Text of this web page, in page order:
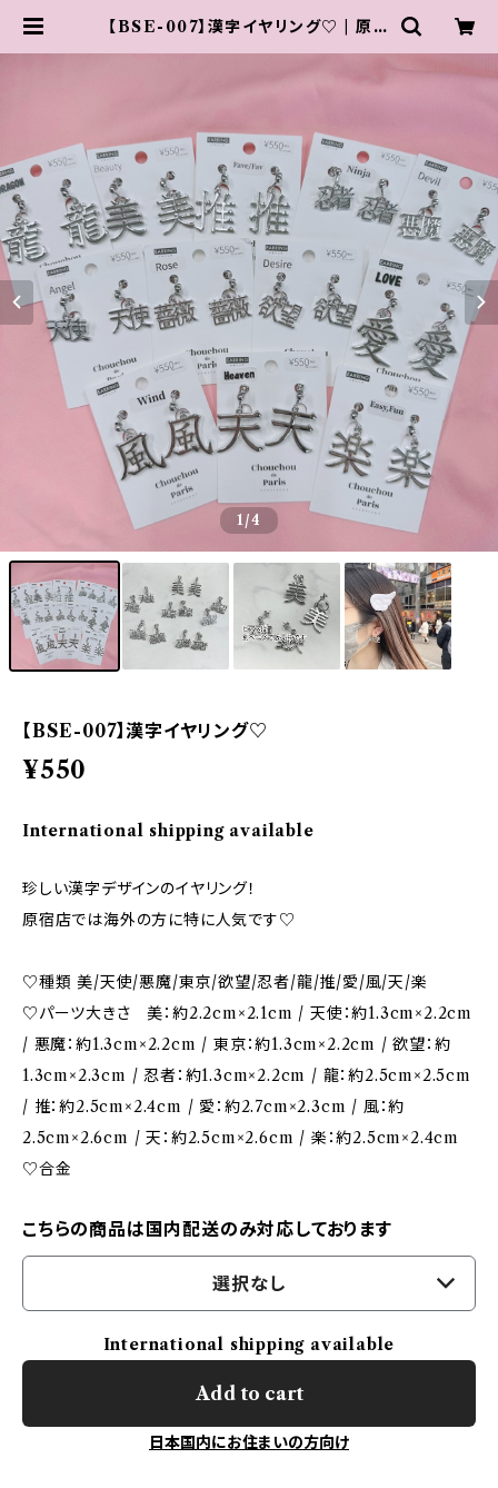
【BSE-007】漢字イヤリング♡ | 原宿
1/4
【BSE-007】漢字イヤリング♡
¥550
International shipping available
珍しい漢字デザインのイヤリング！
原宿店では海外の方に特に人気です♡
♡種類 美/天使/悪魔/東京/欲望/忍者/龍/推/愛/風/天/楽
♡パーツ大きさ 美：約2.2cm×2.1cm / 天使：約1.3cm×2.2cm
/ 悪魔：約1.3cm×2.2cm / 東京：約1.3cm×2.2cm / 欲望：約
1.3cm×2.3cm / 忍者：約1.3cm×2.2cm / 龍：約2.5cm×2.5cm
/ 推：約2.5cm×2.4cm / 愛：約2.7cm×2.3cm / 風：約
2.5cm×2.6cm / 天：約2.5cm×2.6cm / 楽：約2.5cm×2.4cm
♡合金
こちらの商品は国内配送のみ対応しております
選択なし
International shipping available
Add to cart
日本国内にお住まいの方向け